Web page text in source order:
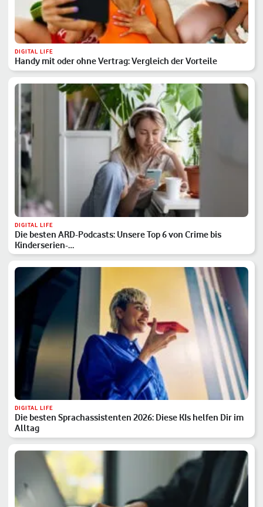
DIGITAL LIFE
Handy mit oder ohne Vertrag: Vergleich der Vorteile
DIGITAL LIFE
Die besten ARD-Podcasts: Unsere Top 6 von Crime bis
Kinderserien-…
DIGITAL LIFE
Die besten Sprachassistenten 2026: Diese KIs helfen Dir im
Alltag